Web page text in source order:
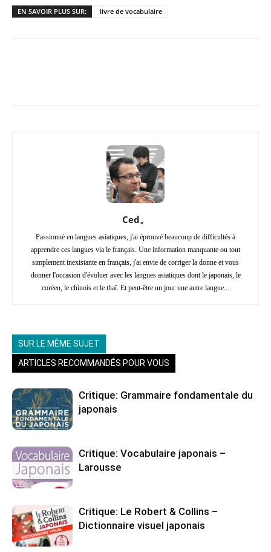
EN SAVOIR PLUS SUR: livre de vocabulaire
Ced。
Passionné en langues asiatiques, j'ai éprouvé beaucoup de difficultés à
apprendre ces langues via le français. Une information manquante ou tout
simplement inexistante en français, j'ai envie de corriger la donne et vous
donner l'occasion d'évoluer avec les langues asiatiques dont le japonais, le
coréen, le chinois et le thaï. Et peut-être un jour une autre langue...
SUR LE MÊME SUJET
ARTICLES RECOMMANDÉS POUR VOUS
Critique: Grammaire fondamentale du
japonais
Critique: Vocabulaire japonais –
Larousse
Critique: Le Robert & Collins –
Dictionnaire visuel japonais